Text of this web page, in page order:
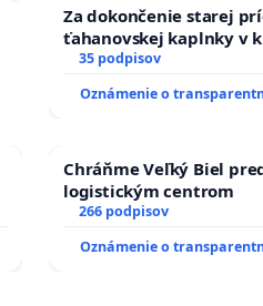
Za dokončenie starej
ťahanovskej kaplnky v
duchu.
35 podpisov
Oznámenie o
Chráňme Veľký Biel
logistickým centrom
266 podpisov
Oznámenie o